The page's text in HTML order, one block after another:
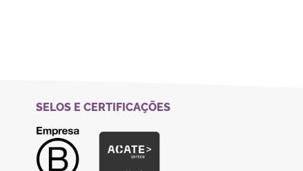
SELOS E CERTIFICAÇÕES